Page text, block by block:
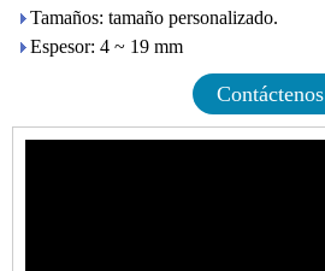
Tamaños: tamaño personalizado.
Espesor: 4 ~ 19 mm
Contáctenos